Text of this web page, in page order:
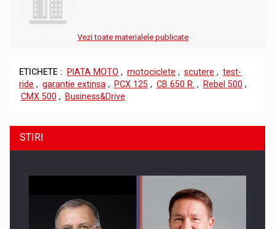
Vezi toate materialele publicate
ETICHETE : PIATA MOTO , motociclete , scutere , test-
ride , garantie extinsa , PCX 125 , CB 650 R. , Rebel 500 ,
CMX 500 , Business&Drive
STIRI